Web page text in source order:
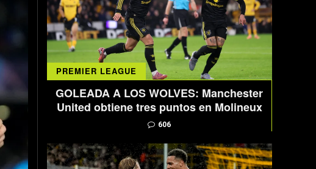
PREMIER LEAGUE
GOLEADA A LOS WOLVES: Manchester
United obtiene tres puntos en Molineux
606